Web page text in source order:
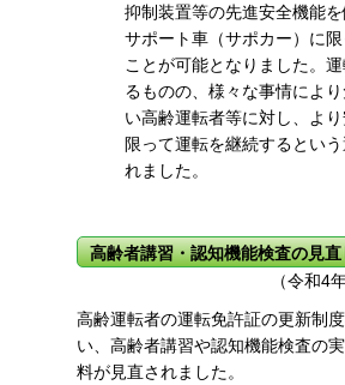
抑制装置等の先進安全機能
サポート車（サポカー）に
ことが可能となりました。
るものの、様々な事情によ
い高齢運転者等に対し、よ
限って運転を継続するとい
れました。
高齢者講習・認知機能検査の見直
（令和4
高齢運転者の運転免許証の更新制
い、高齢者講習や認知機能検査の
料が見直されました。